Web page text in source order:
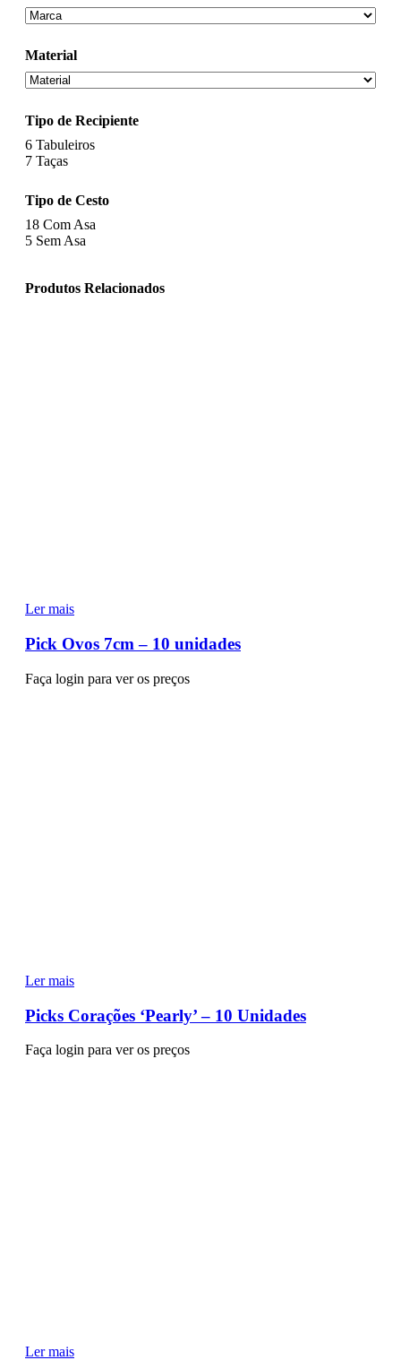
Material
Tipo de Recipiente
6 Tabuleiros
7 Taças
Tipo de Cesto
18 Com Asa
5 Sem Asa
Produtos Relacionados
Ler mais
Pick Ovos 7cm – 10 unidades
Faça login para ver os preços
Ler mais
Picks Corações ‘Pearly’ – 10 Unidades
Faça login para ver os preços
Ler mais